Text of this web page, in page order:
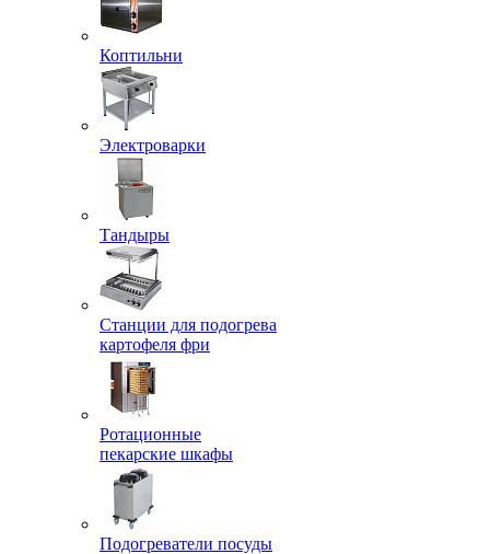
Коптильни
Электроварки
Тандыры
Станции для подогрева
картофеля фри
Ротационные
пекарские шкафы
Подогреватели посуды